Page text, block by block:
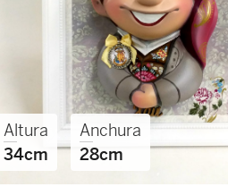
Altura
34cm
Anchura
28cm